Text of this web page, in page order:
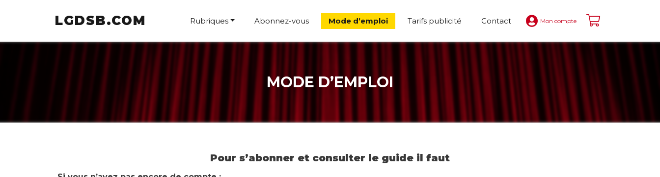
LGDSB.COM Rubriques Abonnez-vous Mode d’emploi Tarifs publicité Contact Mon compte
MODE D’EMPLOI
Pour s’abonner et consulter le guide il faut